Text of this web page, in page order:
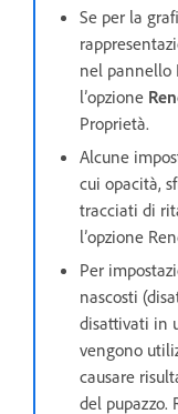
Se per la
nel pannello
l’opzione
Proprietà.
Alcune
cui opacità,
tracciati di
l’opzione
Per
nascosti
disattivati in
vengono
causare
del pupazzo.